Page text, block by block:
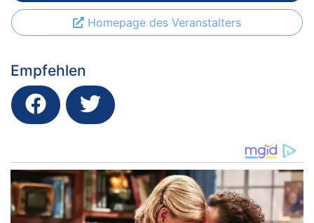
Homepage des Veranstalters
Empfehlen